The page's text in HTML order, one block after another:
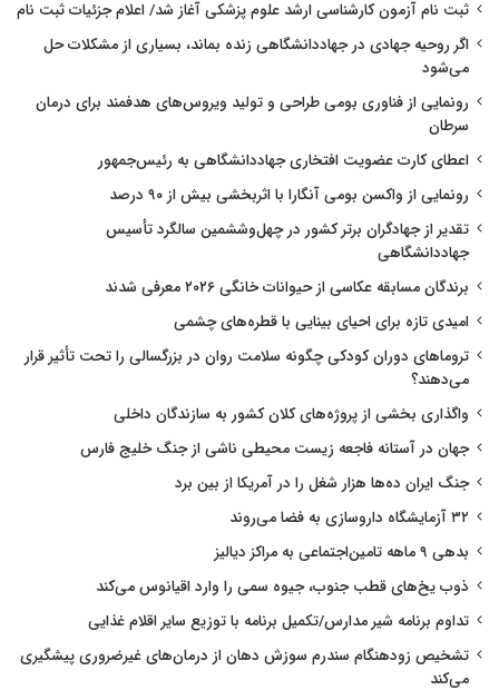
ثبت نام آزمون کارشناسی ارشد علوم پزشکی آغاز شد/ اعلام جزئیات ثبت نام
اگر روحیه جهادی در جهاددانشگاهی زنده بماند، بسیاری از مشکلات حل
می‌شود
رونمایی از فناوری بومی طراحی و تولید ویروس‌های هدفمند برای درمان
سرطان
اعطای کارت عضویت افتخاری جهاددانشگاهی به رئیس‌جمهور
رونمایی از واکسن بومی آنگارا با اثربخشی بیش از ۹۰ درصد
تقدیر از جهادگران برتر کشور در چهل‌وششمین سالگرد تأسیس
جهاددانشگاهی
برندگان مسابقه عکاسی از حیوانات خانگی ۲۰۲۶ معرفی شدند
امیدی تازه برای احیای بینایی با قطره‌های چشمی
تروماهای دوران کودکی چگونه سلامت روان در بزرگسالی را تحت تأثیر قرار
می‌دهند؟
واگذاری بخشی از پروژه‌های کلان کشور به سازندگان داخلی
جهان در آستانه فاجعه زیست محیطی ناشی از جنگ خلیج فارس
جنگ ایران ده‌ها هزار شغل را در آمریکا از بین برد
۳۲ آزمایشگاه داروسازی به فضا می‌روند
بدهی ۹ ماهه تامین‌اجتماعی به مراکز دیالیز
ذوب یخ‌های قطب جنوب، جیوه سمی را وارد اقیانوس می‌کند
تداوم برنامه شیر مدارس/تکمیل برنامه با توزیع سایر اقلام غذایی
تشخیص زودهنگام سندرم سوزش دهان از درمان‌های غیرضروری پیشگیری
می‌کند